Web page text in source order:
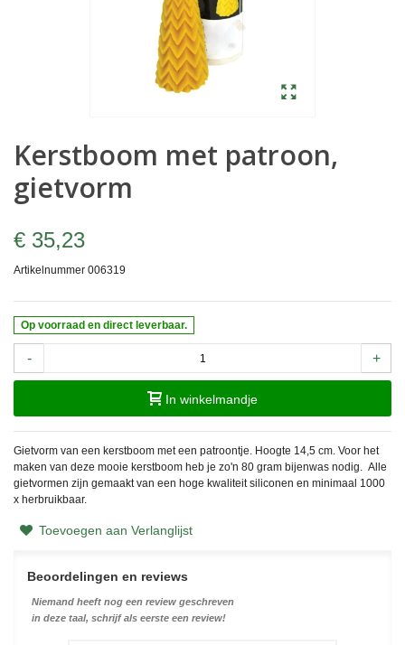
Kerstboom met patroon,
gietvorm
€ 35,23
Artikelnummer 006319
Op voorraad en direct leverbaar.
- +
In winkelmandje
Gietvorm van een kerstboom met een patroontje. Hoogte 14,5 cm. Voor het
maken van deze mooie kerstboom heb je zo'n 80 gram bijenwas nodig. Alle
gietvormen zijn gemaakt van een hoge kwaliteit siliconen en minimaal 1000
x herbruikbaar.
Toevoegen aan Verlanglijst
Beoordelingen en reviews
Niemand heeft nog een review geschreven
in deze taal, schrijf als eerste een review!